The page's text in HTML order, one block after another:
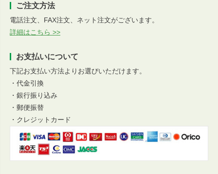
ご注文方法
電話注文、FAX注文、ネット注文がございます。
詳細はこちら >>
お支払いについて
下記お支払い方法よりお選びいただけます。
・代金引換
・銀行振り込み
・郵便振替
・クレジットカード